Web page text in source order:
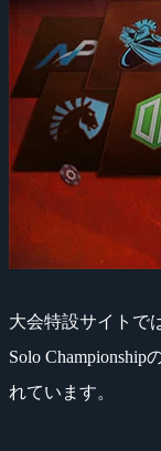
大会特設サイトで
Solo
れています。